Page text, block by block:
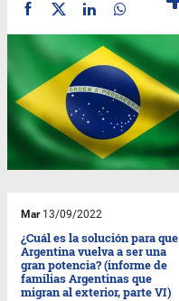
Mar13/09/2022
¿Cuál es la solución para que
Argentina vuelva a ser una
gran potencia? (informe de
familias Argentinas que
migran al exterior, parte VI)